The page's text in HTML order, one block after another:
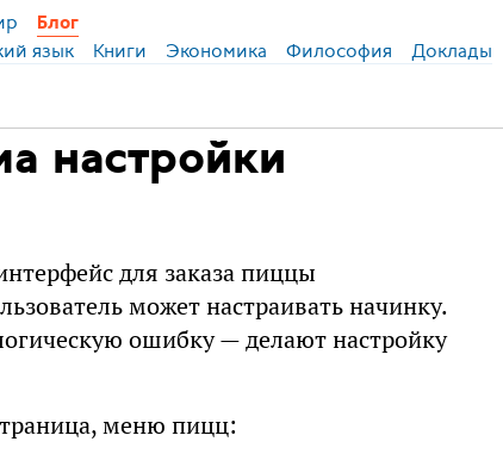
Блог
язык Книги Экономика Философия Доклады
настройки
для заказа пиццы
может настраивать начинку.
ошибку — делают настройку
меню пицц: